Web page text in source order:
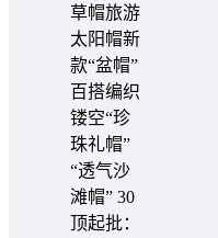
草帽旅游
太阳帽新
款“盆帽”
百搭编织
镂空“珍
珠礼帽”
“透气沙
滩帽” 30
顶起批：